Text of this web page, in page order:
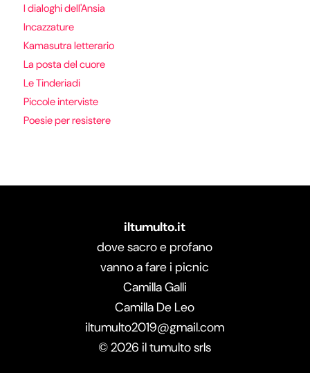
I dialoghi dell'Ansia
Incazzature
Kamasutra letterario
La posta del cuore
Le Tinderiadi
Piccole interviste
Poesie per resistere
iltumulto.it
dove sacro e profano
vanno a fare i picnic
Camilla Galli
Camilla De Leo
iltumulto2019@gmail.com
©2026 il tumulto srls